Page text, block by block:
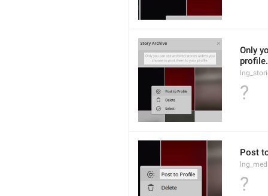
Only
profile.
?
Post
?